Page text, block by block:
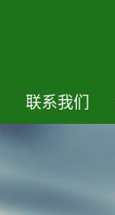
联系我们